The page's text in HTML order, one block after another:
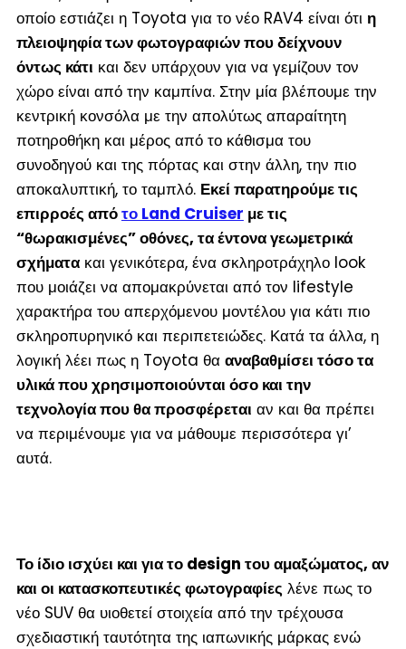
οποίο εστιάζει η Toyota για το νέο RAV4 είναι ότι η
πλειοψηφία των φωτογραφιών που δείχνουν
όντως κάτι και δεν υπάρχουν για να γεμίζουν τον
χώρο είναι από την καμπίνα. Στην μία βλέπουμε την
κεντρική κονσόλα με την απολύτως απαραίτητη
ποτηροθήκη και μέρος από το κάθισμα του
συνοδηγού και της πόρτας και στην άλλη, την πιο
αποκαλυπτική, το ταμπλό. Εκεί παρατηρούμε τις
επιρροές απότο Land Cruiser με τις
“θωρακισμένες” οθόνες, τα έντονα γεωμετρικά
σχήματακαι γενικότερα, ένα σκληροτράχηλο look
που μοιάζει να απομακρύνεται από τον lifestyle
χαρακτήρα του απερχόμενου μοντέλου για κάτι πιο
σκληροπυρηνικό και περιπετειώδες. Κατά τα άλλα, η
λογική λέει πως η Toyota θα αναβαθμίσει τόσο τα
υλικά που χρησιμοποιούνται όσο και την
τεχνολογία που θα προσφέρεται αν και θα πρέπει
να περιμένουμε για να μάθουμε περισσότερα γι’
αυτά.
Το ίδιο ισχύει και για το design του αμαξώματος, αν
και οι κατασκοπευτικές φωτογραφίεςλένε πως το
νέο SUV θα υιοθετεί στοιχεία από την τρέχουσα
σχεδιαστική ταυτότητα της ιαπωνικής μάρκας ενώ